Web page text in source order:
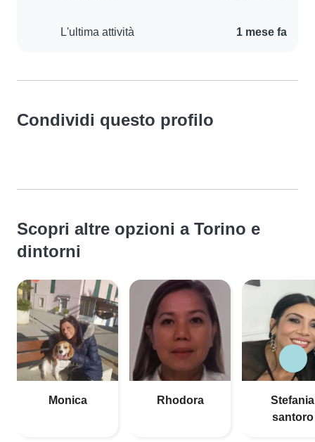
L'ultima attività 1 mese fa
Condividi questo profilo
Scopri altre opzioni a Torino e
dintorni
Monica Rhodora
Stefania
santoro